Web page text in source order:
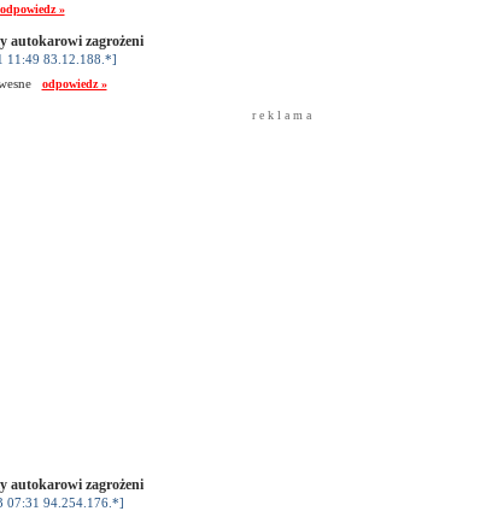
odpowiedz »
autokarowi zagrożeni
11:49 83.12.188.*]
odpowiedz »
r e k l a m a
autokarowi zagrożeni
07:31 94.254.176.*]